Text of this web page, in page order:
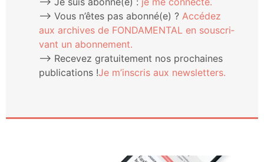
⟶ Vous n’êtes pas abonné(e) ? Accé­dez
aux archives de FONDAMENTAL en sous­cri­
vant un abonnement.
⟶ Rece­vez gra­tui­te­ment nos pro­chaines
publi­ca­tions !Je m’ins­cris aux newsletters.